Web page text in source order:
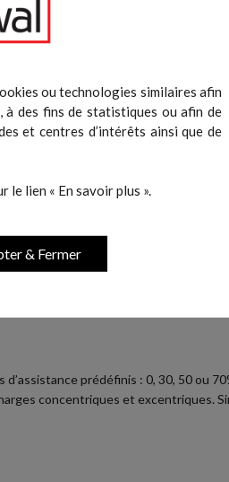
ou technologies similaires afin
des fins de statistiques ou afin de
et centres d’intérêts ainsi que de
lien « En savoir plus ».
& Fermer
travail, bien connu des préparateurs
renforcement des groupes
prédéfinis : 0, 30, 50 ou
concentriques et excentriques.